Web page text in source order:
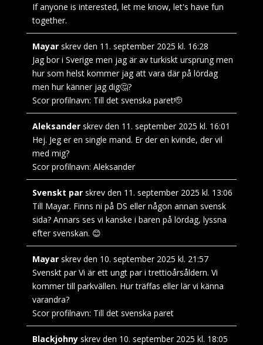
If anyone is interested, let me know, let's have fun
together.
Mayar skrev den 11. september 2025 kl. 16:28
Jag bor i Sverige men jag är av turkiskt ursprung men
hur som helst kommer jag att vara där på lördag
men hur känner jag dig🤔?
Scor profilnavn: Till det svenska paret🫡
Aleksander skrev den 11. september 2025 kl. 16:01
Hej. Jeg er en single mand. Er der en kvinde, der vil
med mig?
Scor profilnavn: Aleksander
Svenskt par skrev den 11. september 2025 kl. 13:06
Till Mayar. Finns ni på DS eller någon annan svensk
sida? Annars ses vi kanske i baren på lördag, lyssna
efter svenskan. 😊
Mayar skrev den 10. september 2025 kl. 21:57
Svenskt par Vi är ett ungt par i trettioårsåldern. Vi
kommer till parkvällen. Hur träffas eller lär vi känna
varandra?
Scor profilnavn: Till det svenska paret
Blackjohny skrev den 10. september 2025 kl. 18:05